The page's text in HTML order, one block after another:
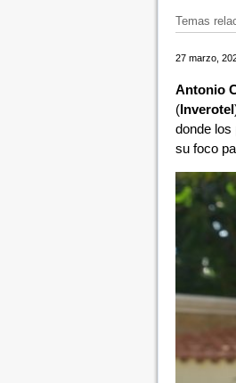
Temas
27 marzo,
Antonio
(Inverotel
donde los
su foco